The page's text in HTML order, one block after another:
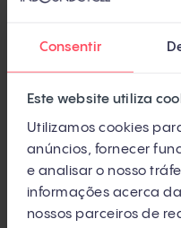
Consentir
Este website utiliza
Utilizamos cookies
anúncios, fornecer
e analisar o nosso
informações acerca
nossos parceiros de